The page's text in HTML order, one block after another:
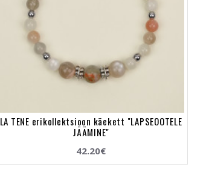
LA TENE erikollektsioon käekett "LAPSEOOTELE
JÄÄMINE"
42.20€